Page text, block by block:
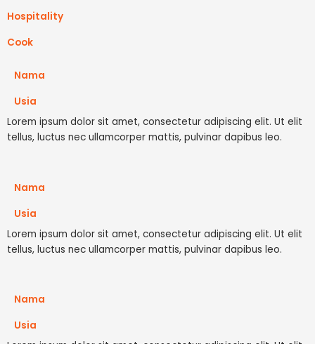
Hospitality
Cook
Nama
Usia
Lorem ipsum dolor sit amet, consectetur adipiscing elit. Ut elit
tellus, luctus nec ullamcorper mattis, pulvinar dapibus leo.
Nama
Usia
Lorem ipsum dolor sit amet, consectetur adipiscing elit. Ut elit
tellus, luctus nec ullamcorper mattis, pulvinar dapibus leo.
Nama
Usia